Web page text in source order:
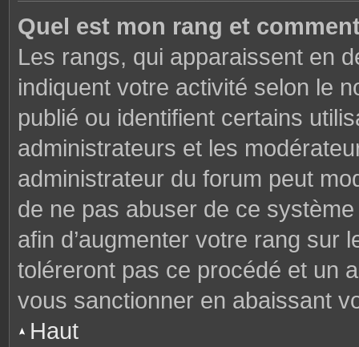
Quel est mon rang et
Les rangs, qui apparaissent en
indiquent votre activité selon le
publié ou identifient certains
administrateurs et les
administrateur du forum peut
de ne pas abuser de ce
afin d’augmenter votre rang sur
toléreront pas ce procédé et un
vous sanctionner en abaissant
Haut